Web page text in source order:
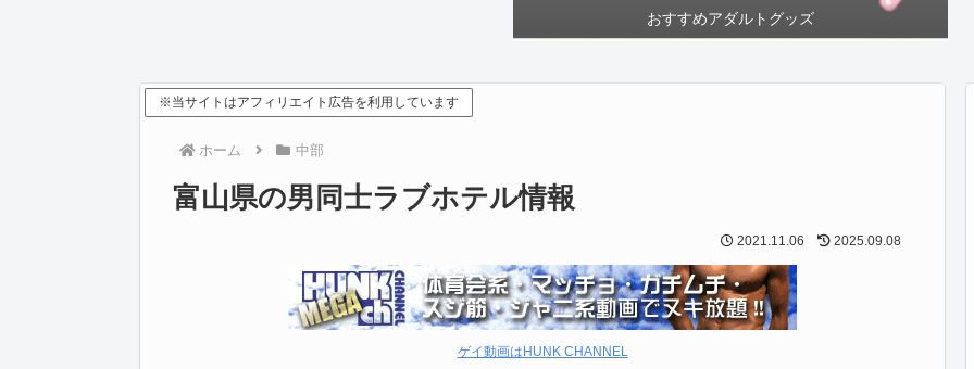
おすすめアダルトグッズ
※当サイトはアフィリエイト広告を利用しています
ホーム 中部
富山県の男同士ラブホテル情報
2021.11.06 2025.09.08
ゲイ動画はHUNK CHANNEL